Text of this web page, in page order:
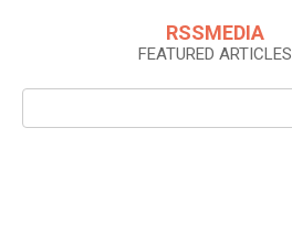
RSSMEDIA
FEATURED ARTICLES
Search: